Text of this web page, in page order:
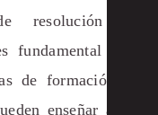
resolución de
fundamental para
de formación en
enseñar a los